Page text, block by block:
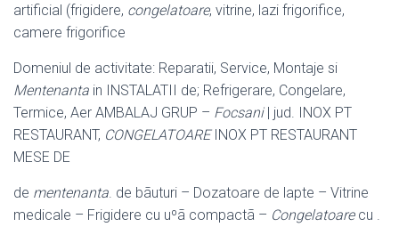
artificial (frigidere, congelatoare, vitrine, lazi frigorifice,
camere frigorifice
Domeniul de activitate: Reparatii, Service, Montaje si
Mentenanta in INSTALATII de; Refrigerare, Congelare,
Termice, Aer AMBALAJ GRUP – Focsani| jud. INOX PT
RESTAURANT, CONGELATOAREINOX PT RESTAURANT
MESE DE
de mentenanta. de bãuturi – Dozatoare de lapte – Vitrine
medicale – Frigidere cu uºã compactã – Congelatoarecu .